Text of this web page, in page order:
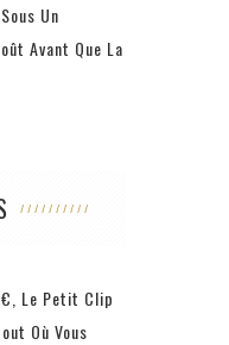
Un
Avant Que La
Le Petit Clip
Où Vous